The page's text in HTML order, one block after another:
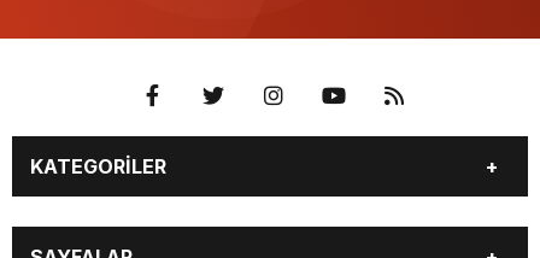
KATEGORİLER
EĞİTİM
EKONOMİ